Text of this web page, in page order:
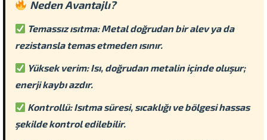
Neden Avantajlı?
Temassız ısıtma:Metal doğrudan bir alev ya da
rezistansla temas etmeden ısınır.
Yüksek verim:Isı, doğrudan metalin içinde oluşur;
enerji kaybı azdır.
Kontrollü:Isıtma süresi, sıcaklığı ve bölgesi hassas
şekilde kontrol edilebilir.